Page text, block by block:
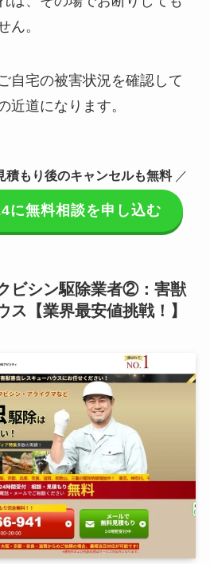
ん。
自宅の被害状況を確認して
近道になります。
積もり後のキャンセルも無料／
に無料相談を申し込む
ビシン駆除業者②：害獣
ス【業界最安値挑戦！】